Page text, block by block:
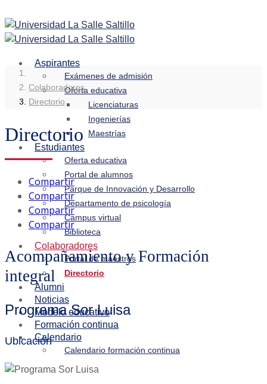
Aspirantes
Exámenes de admisión
Oferta educativa
Licenciaturas
Ingenierías
Maestrías
Estudiantes
Oferta educativa
Portal de alumnos
Parque de Innovación y Desarrollo
Departamento de psicología
Campus virtual
Biblioteca
Colaboradores
Portal de maestros
Directorio
Alumni
Noticias
Modelo educativo
Formación continua
Calendario
Calendario formación continua
Colaboradores
Directorio
Directorio
Compartir
Compartir
Compartir
Compartir
Acompañamiento y Formación
integral
Programa Sor Luisa
Ubicación